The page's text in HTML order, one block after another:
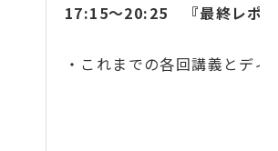
17:15～20:25 『最終レ
・これまでの各回講義とデ